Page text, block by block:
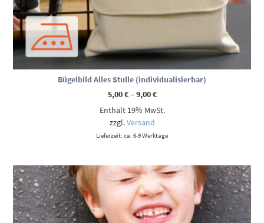
Bügelbild Alles Stulle (individualisierbar)
5,00€–9,00€Preisspanne:
bis
Enthält 19% MwSt.
zzgl.Versand
Lieferzeit: ca. 6-9 Werktage